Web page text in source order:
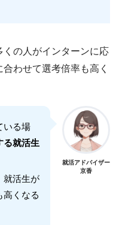
の人がインターンに応
わせて選考倍率も高く
いる場
る就活生
就活生が
高くなる
就活アドバイザー
京香